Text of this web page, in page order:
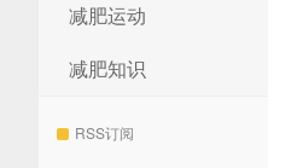
减肥运动
减肥知识
RSS订阅